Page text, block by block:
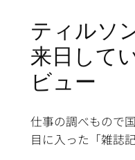
ティルソ
来日して
ビュー
仕事の調べもので
目に入った「雑誌